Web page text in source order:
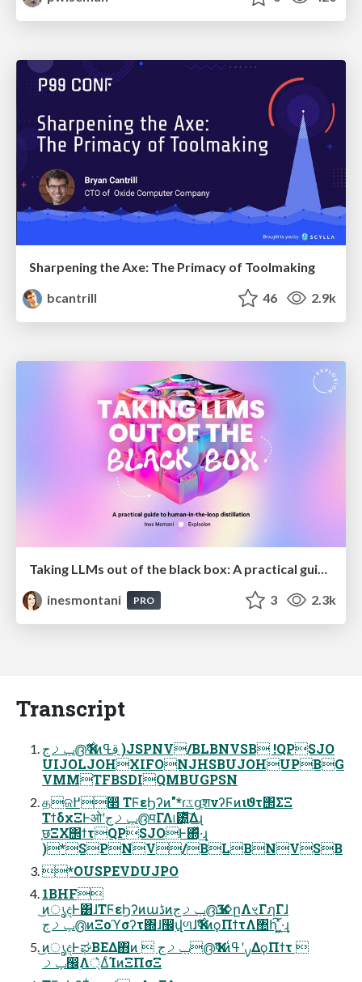
Sharpening the Axe: The Primacy of Toolmaking
bcantrill
46 2.9k
inesmontani
PRO 3 2.3k
Transcript
ݕࡧج൫Ҡߦ࣌ͷࢥߟ )JSPNV/BLBNVSB !QPSJO
UIJOLJOHXIFONJHSBUJOHUPBG
VMMTFBSDIQMBUGPSN
தଜ߂෢ ΤϜεϦʔͷ"*ɾػցֶशνʔϜͷιϑτ΢ΣΞ
ΤϯδχΞͰओʹݕࡧج൫पΓΛ୲౰͍ͯ͠Δɻ
֤छΞΧ΢ϯτQPSJOͰ΍ͬͯ·͢ɻ
)*SPNV/BLBNVSB
*OUSPEVDUJPO
1BHF
͜ͷൃදͰ͸ɺΤϜεϦʔͷաڈͷݕࡧج൫ҠߦܭըΛৼΓฦΓɺ
ݕࡧج൫ͷΞοϓσʔτ΍ɺ඼࣭վળɺҠߦ࣌ͷϙΠϯτΛ঺հ͠ ͍͖ͯ·͢ɻ
͜ͷൃදͰಘΒΕΔ΋ͷ  ݕࡧج൫Ҡߦͷࡍʹߟ͑ΔϙΠϯτ 
ݕࡧ඼࣭Λ্͛ΔͨΊͷΞΠσΞ